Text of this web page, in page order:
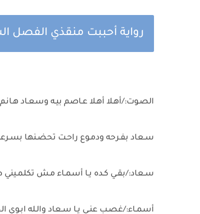
رواية أحببت منقذي الفصل
الصـوت:/أهـلا أهـلا عـاصم بيـه وسعـاد هـانم
سـعاد بفـرحه ودمـوع راحـت تحضـنها
سـعاد:/بقـي كـده يـا أسمـاء مـش تكلمـيني
أسمـاء:/غصـب عنـي يـا سـعاد والـله ابـوي